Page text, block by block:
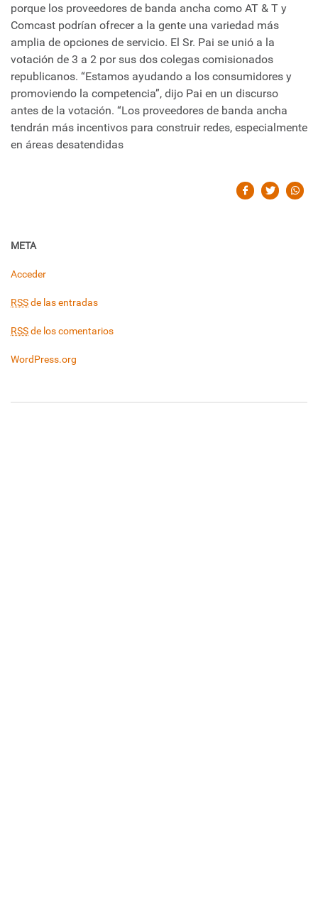
porque los proveedores de banda ancha como AT & T y
Comcast podrían ofrecer a la gente una variedad más
amplia de opciones de servicio. El Sr. Pai se unió a la
votación de 3 a 2 por sus dos colegas comisionados
republicanos. “Estamos ayudando a los consumidores y
promoviendo la competencia”, dijo Pai en un discurso
antes de la votación. “Los proveedores de banda ancha
tendrán más incentivos para construir redes, especialmente
en áreas desatendidas
META
Acceder
RSSde las entradas
RSSde los comentarios
WordPress.org